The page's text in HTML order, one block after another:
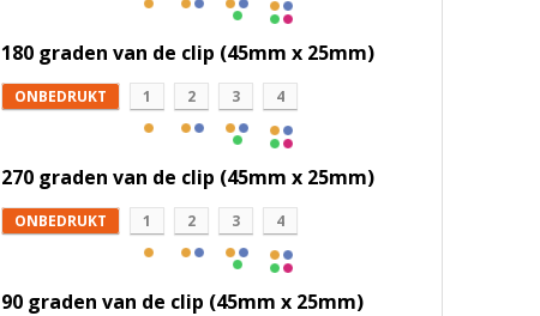
180 graden van de clip (45mm x 25mm)
ONBEDRUKT 1 2 3 4
270 graden van de clip (45mm x 25mm)
ONBEDRUKT 1 2 3 4
90 graden van de clip (45mm x 25mm)